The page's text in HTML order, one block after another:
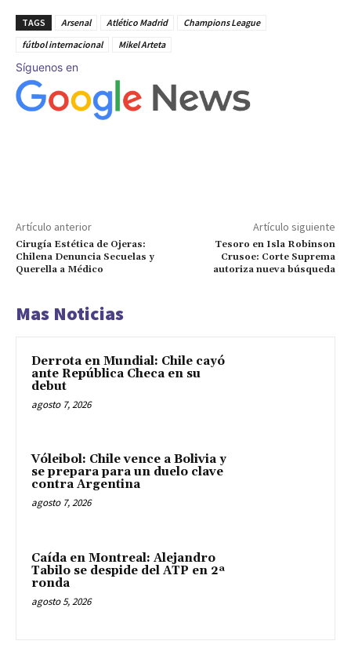
TAGS Arsenal Atlético Madrid
Champions League
fútbol internacional
Mikel Arteta
Síguenos en
Artículo anterior
Cirugía Estética de Ojeras:
Chilena Denuncia Secuelas y
Querella a Médico
Artículo siguiente
Tesoro en Isla Robinson
Crusoe: Corte Suprema
autoriza nueva búsqueda
Mas Noticias
Derrota en Mundial: Chile cayó
ante República Checa en su
debut
agosto 7, 2026
Vóleibol: Chile vence a Bolivia y
se prepara para un duelo clave
contra Argentina
agosto 7, 2026
Caída en Montreal: Alejandro
Tabilo se despide del ATP en 2ª
ronda
agosto 5, 2026